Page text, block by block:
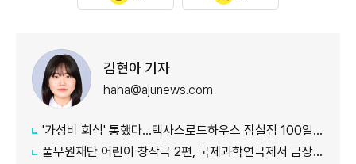
김현아 기자
haha@ajunews.com
'가성비 회식' 통했다…텍사스로드하우스 잠실점 100일만 5.5만명 방문
풀무원재단 어린이 창작극 2편, 국제과학연극제서 금상·동상 수상